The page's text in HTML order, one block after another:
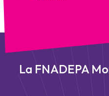
La FNADEPA